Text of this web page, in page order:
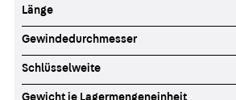
Karriere
Länge
Gewindedurchmesser
Schlüsselweite
Gewicht je Lagermengeneinheit